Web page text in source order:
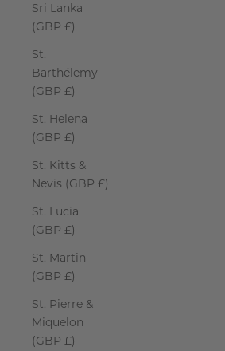
Sri Lanka
(GBP £)
St.
Barthélemy
(GBP £)
St. Helena
(GBP £)
St. Kitts &
Nevis (GBP £)
St. Lucia
(GBP £)
St. Martin
(GBP £)
St. Pierre &
Miquelon
(GBP £)